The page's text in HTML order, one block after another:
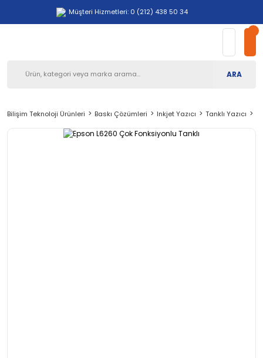
Müşteri Hizmetleri: 0 (212) 438 50 34
ARA
Bilişim Teknoloji Ürünleri Baskı Çözümleri Inkjet Yazıcı Tanklı Yazıcı